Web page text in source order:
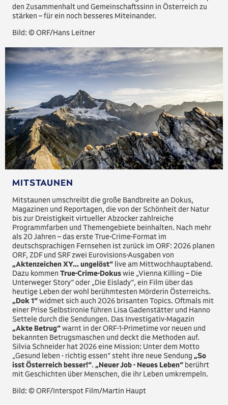
den Zusammenhalt und Gemeinschaftssinn in Österreich zu
stärken – für ein noch besseres Miteinander.
Bild: © ORF/Hans Leitner
MITSTAUNEN
Mitstaunen umschreibt die große Bandbreite an Dokus,
Magazinen und Reportagen, die von der Schönheit der Natur
bis zur Dreistigkeit virtueller Abzocker zahlreiche
Programmfarben und Themengebiete beinhalten. Nach mehr
als 20 Jahren – das erste True-Crime-Format im
deutschsprachigen Fernsehen ist zurück im ORF: 2026 planen
ORF, ZDF und SRF zwei Eurovisions-Ausgaben von
„Aktenzeichen XY... ungelöst“ live am Mittwochhauptabend.
Dazu kommenTrue-Crime-Dokuswie „Vienna Killing – Die
Unterweger Story“ oder „Die Eislady“, ein Film über das
heutige Leben der wohl berühmtesten Mörderin Österreichs.
„Dok 1“widmet sich auch 2026 brisanten Topics. Oftmals mit
einer Prise Selbstironie führen Lisa Gadenstätter und Hanno
Settele durch die Sendungen. Das Investigativ-Magazin
„Akte Betrug“warnt in der ORF-1-Primetime vor neuen und
bekannten Betrugsmaschen und deckt die Methoden auf.
Silvia Schneider hat 2026 eine Mission: Unter dem Motto
„Gesund leben - richtig essen“ steht ihre neue Sendung„So
isst Österreich besser!“.„Neuer Job - Neues Leben“ berührt
mit Geschichten über Menschen, die ihr Leben umkrempeln.
Bild: © ORF/Interspot Film/Martin Haupt